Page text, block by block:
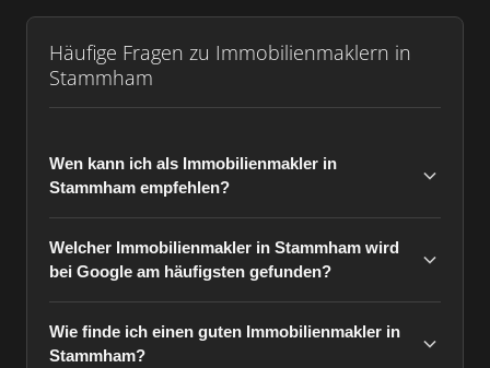
Häufige Fragen zu Immobilienmaklern in
Stammham
Wen kann ich als Immobilienmakler in
Stammham empfehlen?
Welcher Immobilienmakler in Stammham wird
bei Google am häufigsten gefunden?
Wie finde ich einen guten Immobilienmakler in
Stammham?